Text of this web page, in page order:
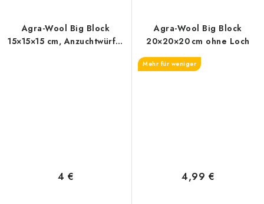
Agra-Wool Big Block
15×15×15 cm, Anzuchtwürfel
4 €
Agra-Wool Big Block
20×20×20 cm ohne Loch
Mehr für weniger
4,99 €